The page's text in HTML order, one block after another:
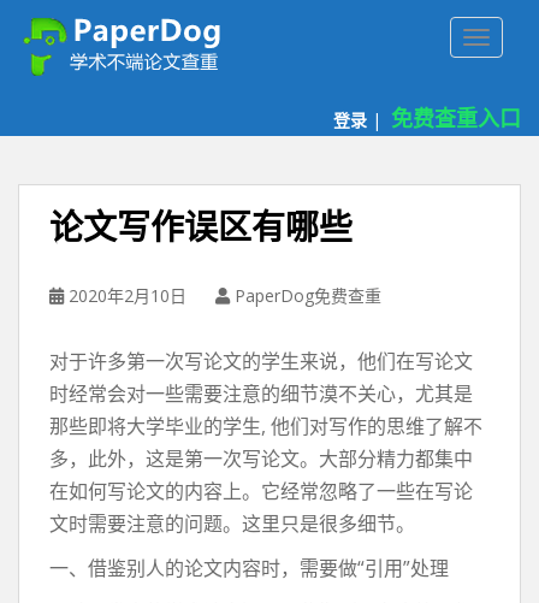
登录 | 免费查重入口
论文写作误区有哪些
2020年2月10日 PaperDog免费查重
对于许多第一次写论文的学生来说，他们在写论文
时经常会对一些需要注意的细节漠不关心，尤其是
那些即将大学毕业的学生, 他们对写作的思维了解不
多，此外，这是第一次写论文。大部分精力都集中
在如何写论文的内容上。它经常忽略了一些在写论
文时需要注意的问题。这里只是很多细节。
一、借鉴别人的论文内容时，需要做“引用”处理